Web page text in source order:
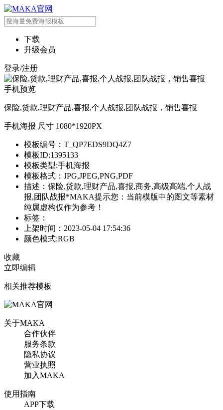
下载
升级会员
登录/注册
手机预览
保险,贷款,理财产品,喜报,个人战报,团队战报，销售喜报
手机海报 尺寸 1080*1920PX
模板编号：T_QP7EDS9DQ4Z7
模板ID:1395133
模板类型:手机海报
模板格式：JPG,JPEG,PNG,PDF
描述：保险,贷款,理财产品,喜报,商务,高级高端,个人战
报,团队战报*MAKA提示您：当前模版中的图文等素材
纯属虚构仅作为参考！
标签：
上架时间：2023-05-04 17:54:36
颜色模式:RGB
收藏
立即编辑
相关推荐模板
关于MAKA
合作伙伴
服务条款
隐私协议
营业执照
加入MAKA
使用指南
APP下载